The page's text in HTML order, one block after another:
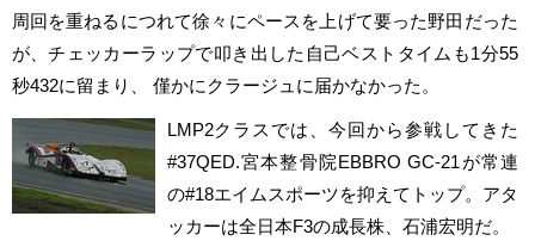
周回を重ねるにつれて徐々にペースを上げて要った野田だった
が、チェッカーラップで叩き出した自己ベストタイムも1分55
秒432に留まり、 僅かにクラージュに届かなかった。
LMP2クラスでは、今回から参戦してきた
#37QED.宮本整骨院EBBRO GC-21が常連
の#18エイムスポーツを抑えてトップ。アタ
ッカーは全日本F3の成長株、石浦宏明だ。